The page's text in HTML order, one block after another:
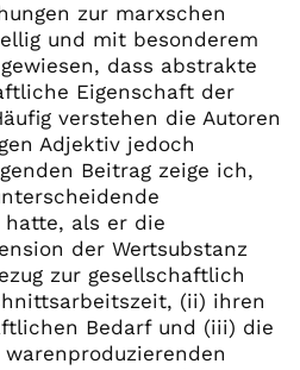
zur marxschen
und mit besonderem
dass abstrakte
Eigenschaft der
verstehen die Autoren
Adjektiv jedoch
Beitrag zeige ich,
als er die
der Wertsubstanz
zur gesellschaftlich
(ii) ihren
Bedarf und (iii) die